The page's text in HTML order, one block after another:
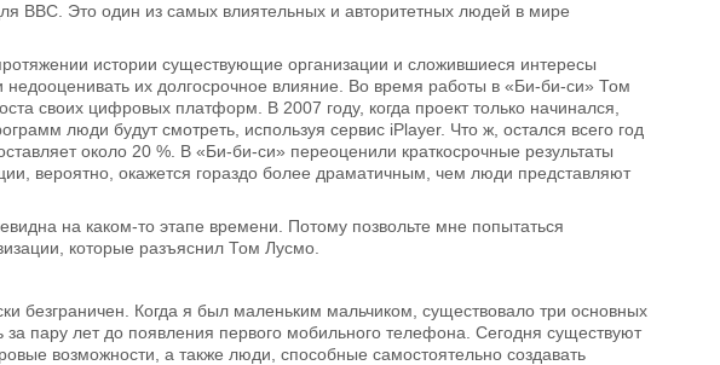
BBC. Это один из самых влиятельных и авторитетных людей в мире
истории существующие организации и сложившиеся интересы
недооценивать их долгосрочное влияние. Во время работы в «Би-би-си» Том
своих цифровых платформ. В 2007 году, когда проект только начинался,
люди будут смотреть, используя сервис iPlayer. Что ж, остался всего год
около 20 %. В «Би-би-си» переоценили краткосрочные результаты
вероятно, окажется гораздо более драматичным, чем люди представляют
на каком-то этапе времени. Потому позвольте мне попытаться
которые разъяснил Том Лусмо.
безграничен. Когда я был маленьким мальчиком, существовало три основных
пару лет до появления первого мобильного телефона. Сегодня существуют
возможности, а также люди, способные самостоятельно создавать